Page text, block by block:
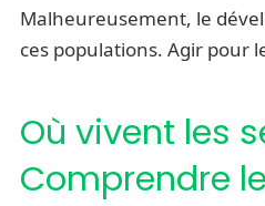
Malheureusement, le
ces populations. Agir pour
Où vivent les
Comprendre